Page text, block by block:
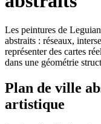
Les peintures de
abstraits : réseaux,
représenter des cartes
dans une géométrie
Plan de ville
artistique